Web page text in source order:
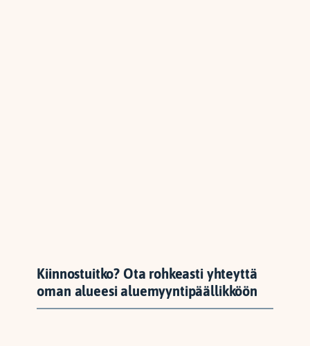
Kiinnostuitko? Ota rohkeasti yhteyttä
oman alueesi aluemyyntipäällikköön